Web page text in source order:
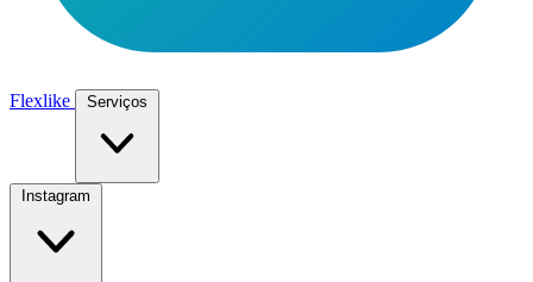
Flexlike Serviços
Instagram